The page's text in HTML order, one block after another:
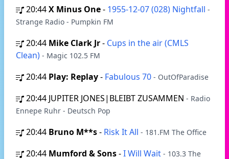
20:44X Minus One- 1955-12-07 (028) Nightfall -
Strange Radio - Pumpkin FM
20:44 Mike Clark Jr- Cups in the air (CMLS
Clean) - Magic 102.5 FM
20:44 Play: Replay- Fabulous 70 - OutOfParadise
20:44 JUPITER JONES|BLEIBT ZUSAMMEN - Radio
Ennepe Ruhr - Deutsch Pop
20:44 Bruno M**s- Risk It All - 181.FM The Office
20:44 Mumford & Sons-I Will Wait - 103.3 The